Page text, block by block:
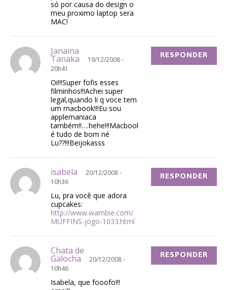
só por causa do design o
meu proximo laptop sera
MAC!
Janaina
Tanaka
19/12/2008 -
20h41
Oi!!!Super fofis esses
filminhos!!!Achei super
legal,quando li q voce tem
um macbook!!!Eu sou
applemaniaca
também!!….hehe!!!Macbool
é tudo de bom né
Lu??!!!Beijokasss
RESPONDER
isabela
20/12/2008 -
10h36
Lu, pra você que adora
cupcakes:
http://www.wambie.com/
MUFFINS-jogo-1033.html
RESPONDER
Chata de
Galocha
20/12/2008 -
10h46
Isabela, que fooofo!!!
RESPONDER